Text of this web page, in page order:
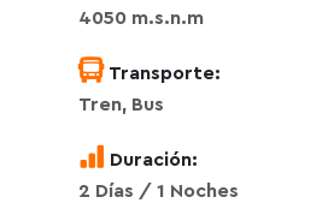
4050 m.s.n.m
Transporte:
Tren, Bus
Duración:
2 Días / 1 Noches